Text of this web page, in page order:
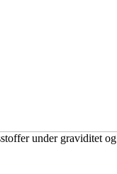
under graviditet og